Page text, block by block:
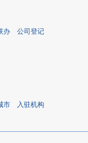
办
公司登记
市 入驻机构